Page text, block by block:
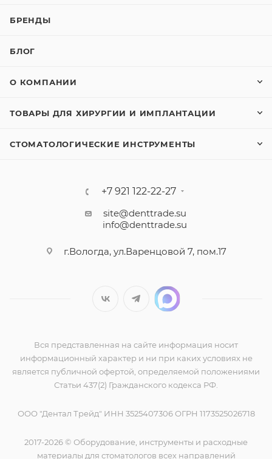
БРЕНДЫ
БЛОГ
О КОМПАНИИ
ТОВАРЫ ДЛЯ ХИРУРГИИ И ИМПЛАНТАЦИИ
СТОМАТОЛОГИЧЕСКИЕ ИНСТРУМЕНТЫ
+7 921 122-22-27
site@denttrade.su
info@denttrade.su
г.Вологда, ул.Варенцовой 7, пом.17
Вся представленная на сайте информация носит
информационный характер и ни при каких условиях не
является публичной офертой, определяемой положениями
Статьи 437(2) Гражданского кодекса РФ.
ООО "Дентал Трейд" ИНН 3525407306 ОГРН 1173525026718
2017-2026 © Оборудование, инструменты и расходные
материалы для стоматологов всех направлений